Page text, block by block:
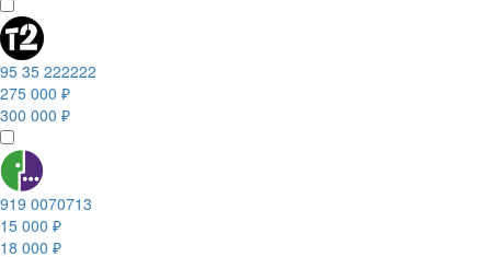
95 35 222222
275 000 ₽
300 000 ₽
919 0070713
15 000 ₽
18 000 ₽